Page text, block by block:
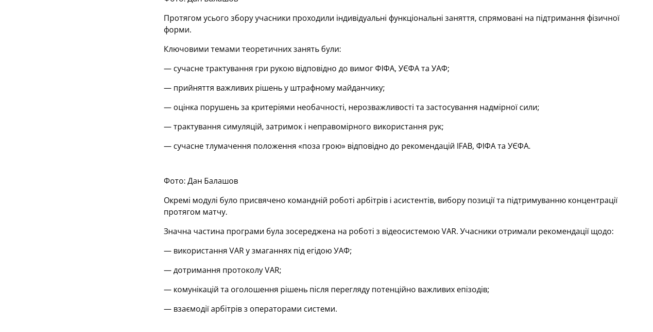
Протягом усього збору учасники проходили індивідуальні функціональні заняття, спрямовані на підтримання фізичної
форми.
Ключовими темами теоретичних занять були:
— сучасне трактування гри рукою відповідно до вимог ФІФА, УЄФА та УАФ;
— прийняття важливих рішень у штрафному майданчику;
— оцінка порушень за критеріями необачності, нерозважливості та застосування надмірної сили;
— трактування симуляцій, затримок і неправомірного використання рук;
— сучасне тлумачення положення «поза грою» відповідно до рекомендацій IFAB, ФІФА та УЄФА.
Фото: Дан Балашов
Окремі модулі було присвячено командній роботі арбітрів і асистентів, вибору позиції та підтримуванню концентрації
протягом матчу.
Значна частина програми була зосереджена на роботі з відеосистемою VAR. Учасники отримали рекомендації щодо:
— використання VAR у змаганнях під егідою УАФ;
— дотримання протоколу VAR;
— комунікацій та оголошення рішень після перегляду потенційно важливих епізодів;
— взаємодії арбітрів з операторами системи.